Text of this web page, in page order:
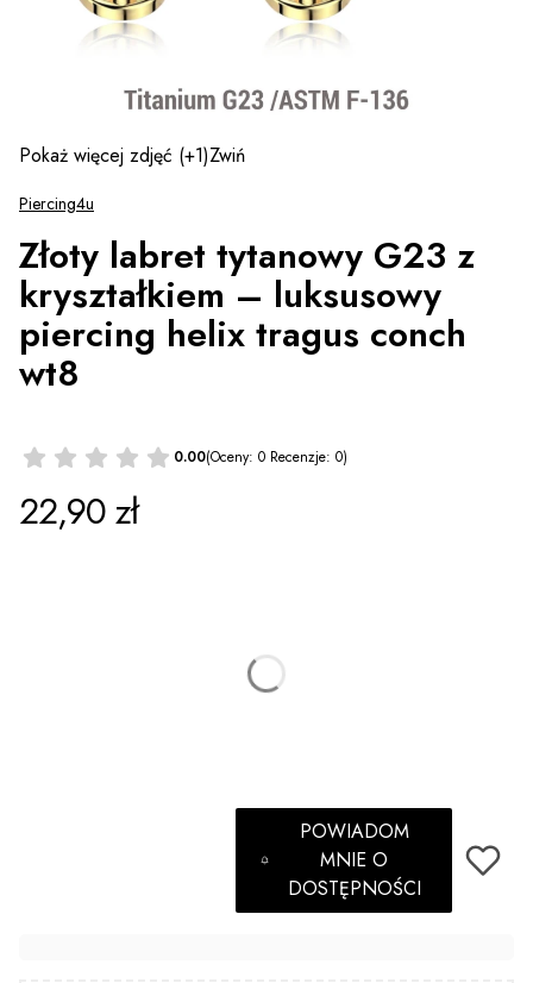
Pokaż więcej zdjęć (+1)Zwiń
Piercing4u
Złoty labret tytanowy G23 z
kryształkiem – luksusowy
piercing helix tragus conch
wt8
0.00(Oceny: 0 Recenzje: 0)
Cena
22,90 zł
POWIADOM
MNIE O
DOSTĘPNOŚCI